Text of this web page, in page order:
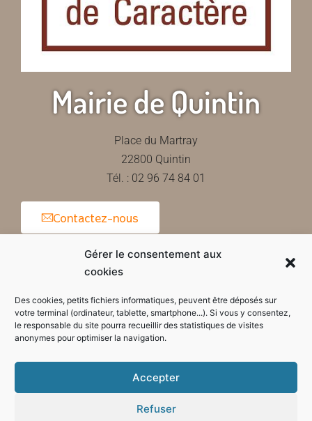
Gérer le consentement aux
cookies
Des cookies, petits fichiers informatiques, peuvent être déposés sur
votre terminal (ordinateur, tablette, smartphone...). Si vous y consentez,
le responsable du site pourra recueillir des statistiques de visites
anonymes pour optimiser la navigation.
Accepter
Refuser
Mairie de Quintin
Place du Martray
22800 Quintin
Tél. : 02 96 74 84 01
Contactez-nous
Horaires d'ouverture de la mairie